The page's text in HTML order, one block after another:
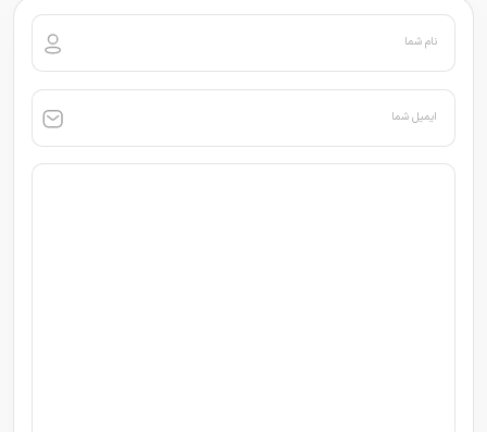
نام شما
ایمیل شما